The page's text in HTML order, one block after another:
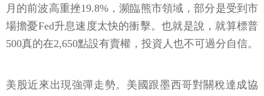
月的前波高重挫19.8%，瀕臨熊市領域，部分是受到市
場擔憂Fed升息速度太快的衝擊。也就是說，就算標普
500真的在2,650點設有賣權，投資人也不可過分自信。
美股近來出現強彈走勢。美國跟墨西哥對關稅達成協